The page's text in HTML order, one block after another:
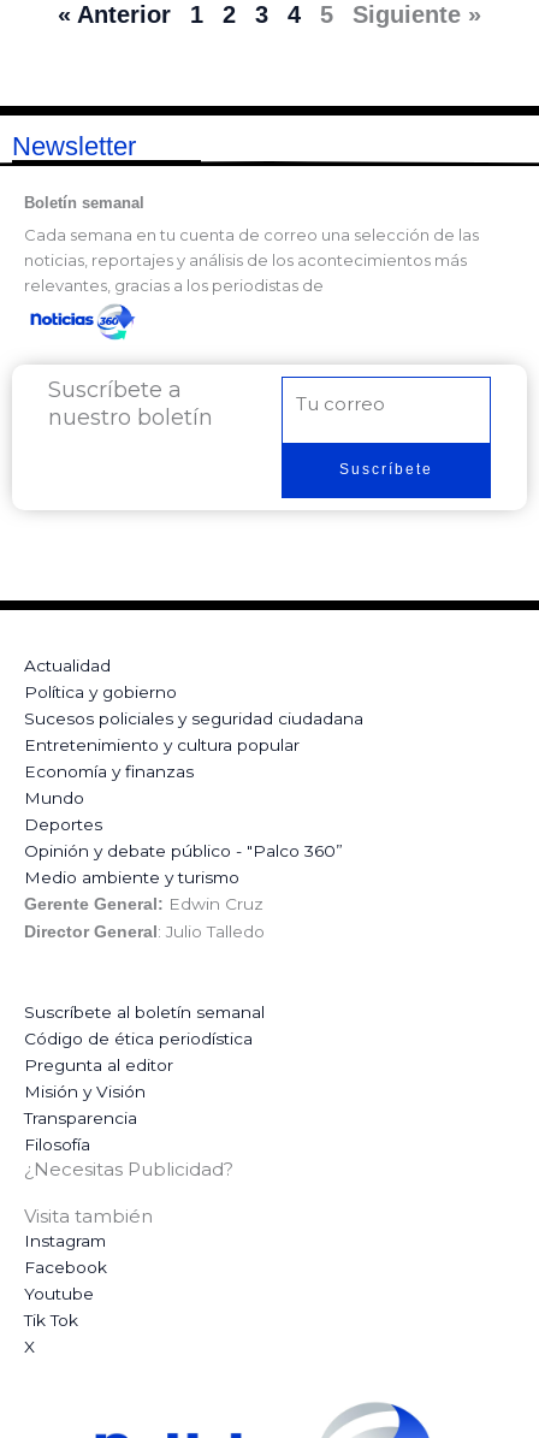
« Anterior 1 2 3 4 5 Siguiente »
Newsletter
Boletín semanal
Cada semana en tu cuenta de correo una selección de las
noticias, reportajes y análisis de los acontecimientos más
relevantes, gracias a los periodistas de
Suscríbete a
nuestro boletín
electrónico
Suscríbete
Actualidad
Política y gobierno
Sucesos policiales y seguridad ciudadana
Entretenimiento y cultura popular
Economía y finanzas
Mundo
Deportes
Opinión y debate público - "Palco 360”
Medio ambiente y turismo
Gerente General: Edwin Cruz
Director General : Julio Talledo
Suscríbete al boletín semanal
Código de ética periodística
Pregunta al editor
Misión y Visión
Transparencia
Filosofía
¿Necesitas Publicidad?
Visita también
Instagram
Facebook
Youtube
Tik Tok
X